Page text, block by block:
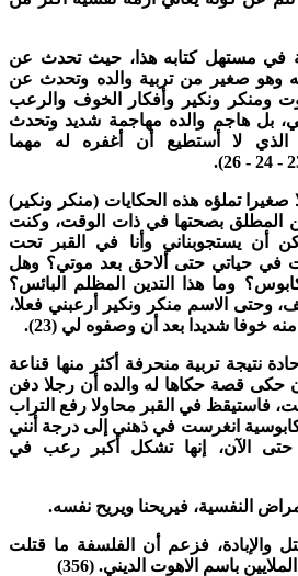
مستهل كتابه هذا، حيث تحدث عن
وهو صغير من تربية والده وتحدث عن
ونكير وأفكار الخوف والرعب
بل هاجم والده مهاجمة شديد وتحدث
لا أستطيع أن أغفره له مهما
تملؤه هذه الحكايات (منكر ونكير)
بصحتها في ذات الوقت، وكنت
يستجوبناني وأنا في القبر تحت
في حياتي حتى ألاحق بعد موتي؟ وهل
وما هذا التدين المظلم البائس؟
الاسم منكر ونكير أرعبني فعلا،
شديدا بعد أن وصفوه لي (23).
نتيجة تربية منحرفة أكثر منها قناعة
حكى قصة حكاها له والده أن رجلا دفن
فاستيقظ في القبر محاولا رفع التراب
انغرست في ذهني إلى درجة أنني
الآن، إنها تشكل أكبر رعب في
النفسية، فيريحنا ويريح نفسه.
فزعم أن الفلسفة ما قتلت
باسم الاهوت الديني. (356)